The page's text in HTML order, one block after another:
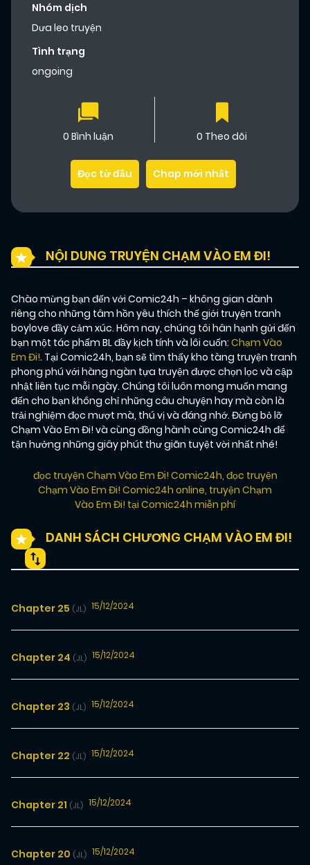
Nhóm dịch
Dưa leo truyện
Tình trạng
ongoing
0 Bình luận 0 Theo dõi
Đọc từ đầu Chap mới nhất
NỘI DUNG TRUYỆN CHẠM VÀO EM ĐI!
Chào mừng bạn đến với Comic24h – không gian dành
riêng cho những tâm hồn yêu thích thế giới truyện tranh
boylove đầy cảm xúc. Hôm nay, chúng tôi hân hạnh gửi đến
bạn một tác phẩm BL đầy kịch tính và lôi cuốn: Chạm Vào
Em Đi!. Tại Comic24h, bạn sẽ tìm thấy kho tàng truyện tranh
phong phú với hàng ngàn tựa truyện được chọn lọc và cập
nhật liên tục mỗi ngày. Chúng tôi luôn mong muốn mang
đến cho bạn không chỉ những câu chuyện hay mà còn là
trải nghiệm đọc mượt mà, thú vị và đáng nhớ. Đừng bỏ lỡ
Chạm Vào Em Đi! và cùng đồng hành cùng Comic24h để
tận hưởng những giây phút thư giãn tuyệt vời nhất nhé!
đọc truyện Chạm Vào Em Đi! Comic24h, đọc truyện
Chạm Vào Em Đi! Comic24h online, truyện Chạm
Vào Em Đi! tại Comic24h miễn phí
DANH SÁCH CHƯƠNG CHẠM VÀO EM ĐI!
Chapter 25 (JL) 15/12/2024
Chapter 24 (JL) 15/12/2024
Chapter 23 (JL) 15/12/2024
Chapter 22 (JL) 15/12/2024
Chapter 21 (JL) 15/12/2024
Chapter 20 (JL) 15/12/2024